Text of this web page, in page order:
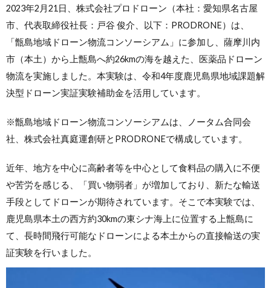
2023年2月21日、株式会社プロドローン（本社：愛知県名古屋
市、代表取締役社長：戸谷 俊介、以下：PRODRONE）は、
「甑島地域ドローン物流コンソーシアム」に参加し、薩摩川内
市（本土）から上甑島へ約26kmの海を越えた、医薬品ドローン
物流を実施しました。本実験は、令和4年度鹿児島県地域課題解
決型ドローン実証実験補助金を活用しています。
※甑島地域ドローン物流コンソーシアムは、ノータム合同会
社、株式会社真庭運創研とPRODRONEで構成しています。
近年、地方を中心に高齢者等を中心として食料品の購入に不便
や苦労を感じる、「買い物弱者」が増加しており、新たな輸送
手段としてドローンが期待されています。そこで本実験では、
鹿児島県本土の西方約30kmの東シナ海上に位置する上甑島に
て、長時間飛行可能なドローンによる本土からの直接輸送の実
証実験を行いました。